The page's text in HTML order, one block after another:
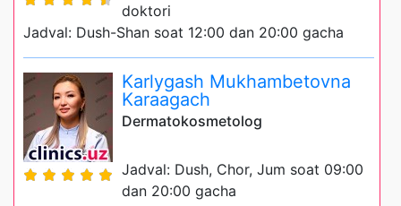
doktori
Jadval: Dush-Shan soat 12:00 dan 20:00 gacha
Karlygash Mukhambetovna
Karaagach
Dermatokosmetolog
Jadval: Dush, Chor, Jum soat 09:00
dan 20:00 gacha